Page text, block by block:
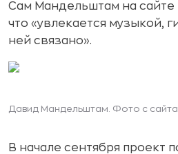
Сам Мандельштам на сайте
что «увлекается музыкой,
ней связано».
Давид Мандельштам. Фото с
В начале сентября проект